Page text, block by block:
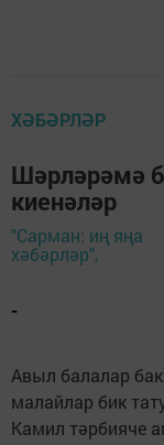
ХӘБӘРЛӘР
Шәрләрәмә
киенәләр
"Сарман: иң яңа
хәбәрләр",
-
Авыл балалар
малайлар бик
Камил тәрбияче